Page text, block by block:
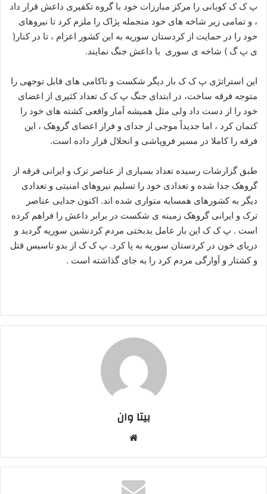
پ ک ک کوبانی را مرکز مبارزات خود با گروه تکفیری داعش قرار داد
، و تمامی زیر شاخه های خود منجمله پژاک را ملزم کرد تا نیروهای
خود را در حمایت از کردستان سوریه به این کشور اعزام ، تا در کنار(
ی پ گ ) شاخه ی سوری با داعش جنگ نمایند.
این استراتژی پ ک ک بار دیگر شکست و ناکامی های قابل توجهی را
متوجه فرقه ساخت، در ابتدای جنگ پ ک ک تعداد کثیری از اعضای
خود را از دست داد ولی مثل همیشه آمار واقعی کشته های خود را
کتمان کرد ، اما جدیداً موجی از جدای و فرار اعضای گروهک ، این
فرقه را کاملا در مسیر فروپاشی و انحلال قرار داده است.
طبق گزارشات رسیده تعداد بسیاری از عناصر ترک و ایرانی فرقه از
گروهک جدا شده و تعدادی خود را تسلیم نیروهای امنیتی و تعدادی
دیگر به کشورهای همسایه متواری شده اند. اکنون جدایی عناصر
ترک و ایرانی گروهک زمینه ی شکست در برابر داعش را فراهم کرده
است . پ ک ک این بار عامل بدبختی مردم کردنشین سوریه گردید و
دریای خون در کردستان سوریه به پا کرد. پ ک ک از بدو تاسیس قتل
و کشتار و آوارگی مردم کرد را به جای گذاشته است .
بیتا وان